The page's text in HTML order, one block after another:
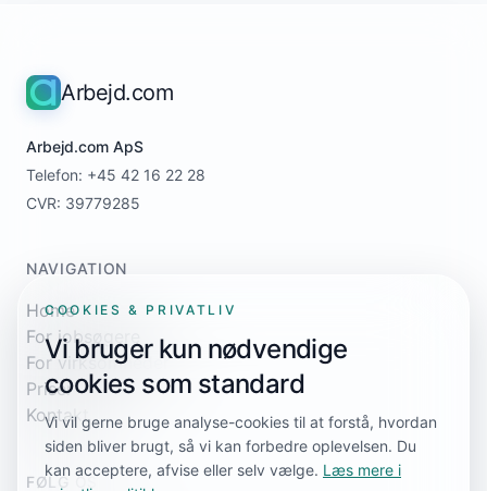
Arbejd.com
Arbejd.com ApS
Telefon: +45 42 16 22 28
CVR: 39779285
NAVIGATION
Home
For jobsøgere
For virksomheder
Priser
Kontakt
FØLG OS
COOKIES & PRIVATLIV
Vi bruger kun nødvendige
cookies som standard
Vi vil gerne bruge analyse-cookies til at forstå, hvordan
siden bliver brugt, så vi kan forbedre oplevelsen. Du
kan acceptere, afvise eller selv vælge. Læs mere i